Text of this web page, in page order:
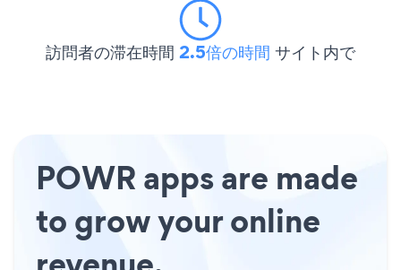
訪問者の滞在時間 2.5倍の時間 サイト内で
POWR apps are made
to grow your online